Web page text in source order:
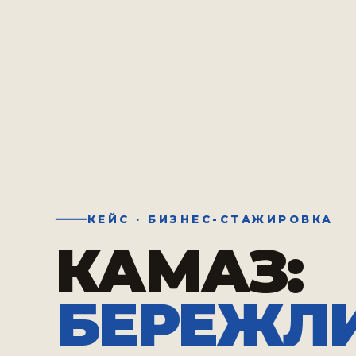
КЕЙС · БИЗНЕС-СТАЖИРОВКА
КАМАЗ: